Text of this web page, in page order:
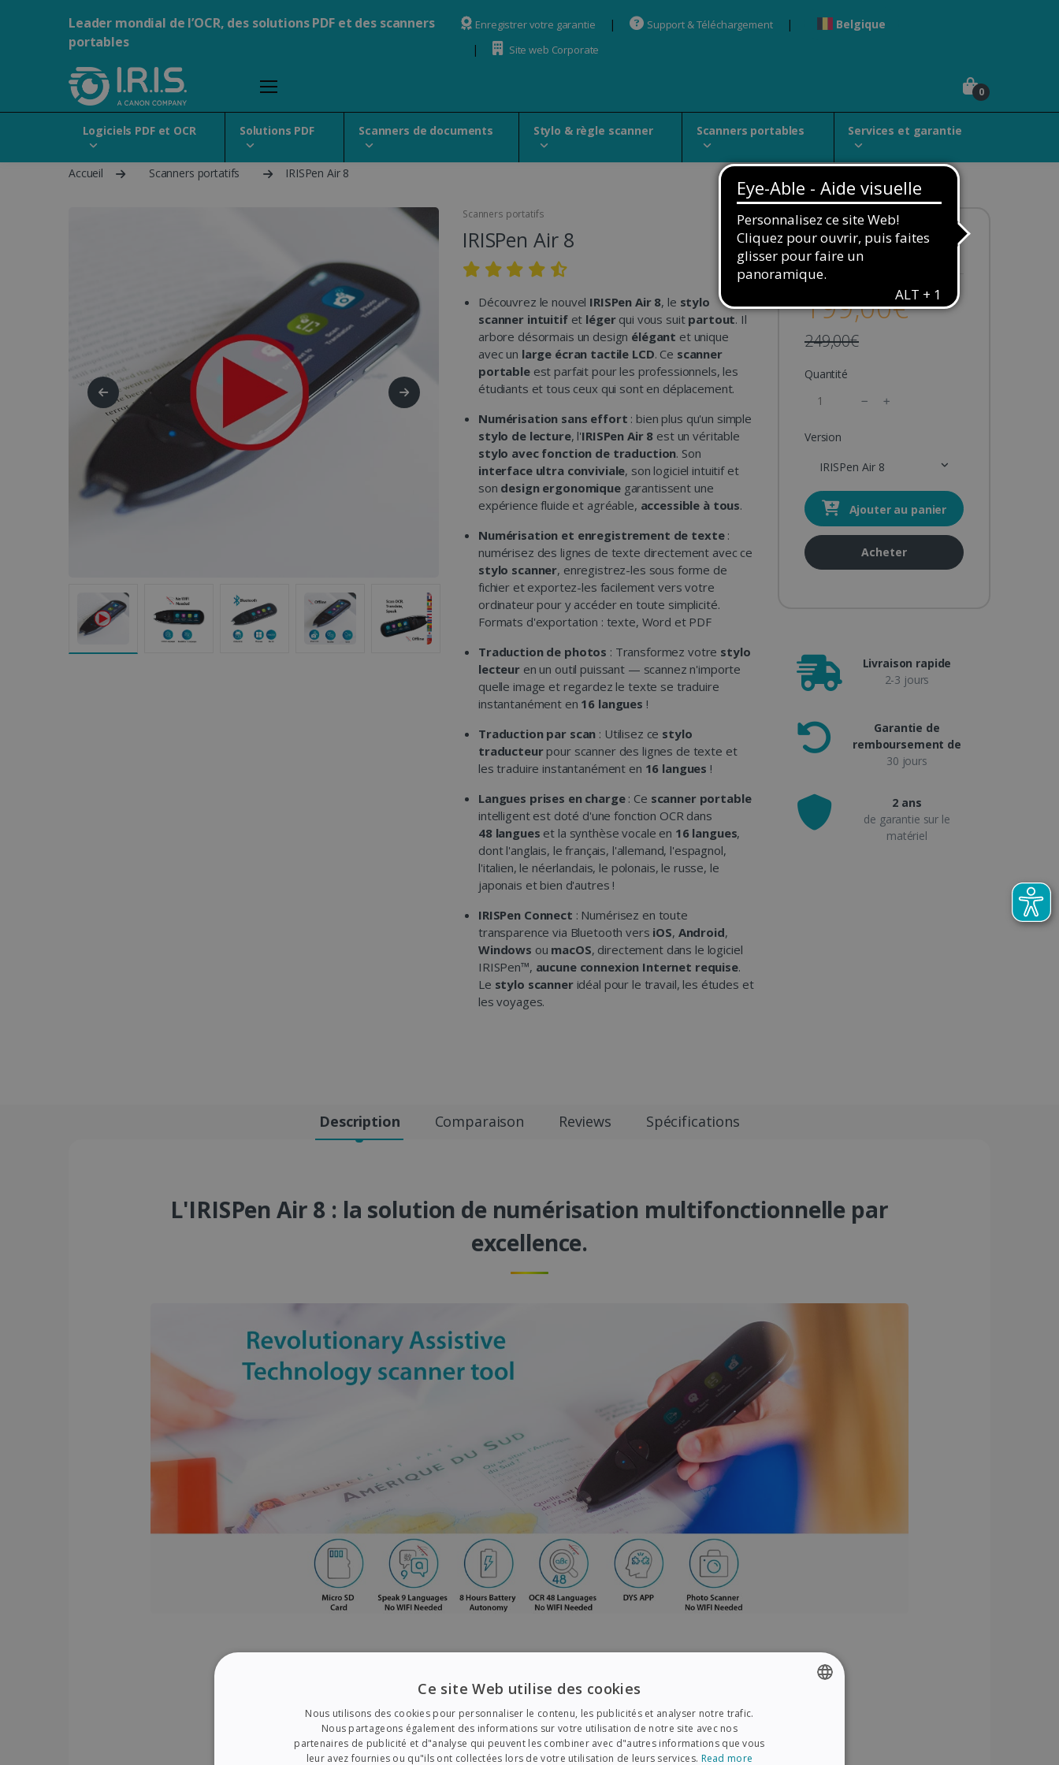
Leader mondial de l’OCR, des solutions PDF et des scanners
portables
Enregistrer votre garantie Support & Téléchargement Belgique
Site web Corporate
0
Logiciels PDF et OCR Solutions PDF Scanners de documents Stylo & règle scanner Scanners portables Services et garantie
Accueil Scanners portatifs IRISPen Air 8
Scanners portatifs
IRISPen Air 8
Découvrez le nouvel IRISPen Air 8, le stylo
scanner intuitifet légerqui vous suit partout. Il
arbore désormais un design élégant et unique
avec un large écran tactile LCD. Ce scanner
portableest parfait pour les professionnels, les
étudiants et tous ceux qui sont en déplacement.
Numérisation sans effort : bien plus qu'un simple
stylo de lecture, l'IRISPen Air 8 est un véritable
stylo avec fonction de traduction. Son
interface ultra conviviale, son logiciel intuitif et
son design ergonomiquegarantissent une
expérience fluide et agréable, accessible à tous.
Numérisation et enregistrement de texte:
numérisez des lignes de texte directement avec ce
stylo scanner, enregistrez-les sous forme de
fichier et exportez-les facilement vers votre
ordinateur pour y accéder en toute simplicité.
Formats d'exportation : texte, Word et PDF
Traduction de photos : Transformez votre stylo
lecteur en un outil puissant — scannez n'importe
quelle image et regardez le texte se traduire
instantanément en 16 langues !
Traduction par scan : Utilisez ce stylo
traducteurpour scanner des lignes de texte et
les traduire instantanément en 16 langues !
Langues prises en charge: Ce scanner portable
intelligent est doté d'une fonction OCR dans
48 langues et la synthèse vocale en 16 langues,
dont l'anglais, le français, l'allemand, l'espagnol,
l'italien, le néerlandais, le polonais, le russe, le
japonais et bien d'autres !
IRISPen Connect : Numérisez en toute
transparence via Bluetooth vers iOS, Android,
Windows ou macOS, directement dans le logiciel
IRISPen™, aucune connexion Internet requise.
Le stylo scanneridéal pour le travail, les études et
les voyages.
Disponibilité :
En stock
199,00€
249,00€
Quantité
Version
IRISPen Air 8
Ajouter au panier
Acheter
Livraison rapide
2-3 jours
Garantie de
remboursement de
30 jours
2 ans
de garantie sur le
matériel
Description Comparaison Reviews Spécifications
L'IRISPen Air 8 : la solution de numérisation multifonctionnelle par
excellence.
Ce site Web utilise des cookies
Nous utilisons des cookies pour personnaliser le contenu, les publicités et analyser notre trafic.
Nous partageons également des informations sur votre utilisation de notre site avec nos
partenaires de publicité et d"analyse qui peuvent les combiner avec d"autres informations que vous
leur avez fournies ou qu"ils ont collectées lors de votre utilisation de leurs services. Read more